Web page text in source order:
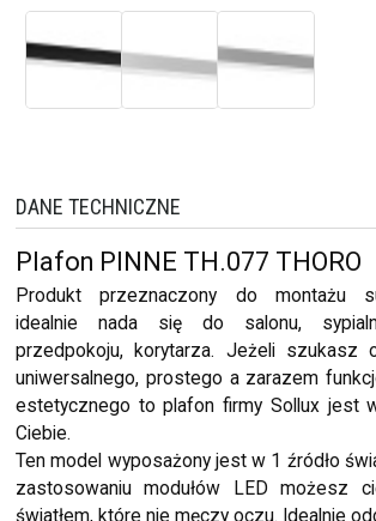
DANE TECHNICZNE
Plafon PINNE TH.077 THORO
Produkt przeznaczony do montażu
idealnie nada się do salonu,
przedpokoju, korytarza. Jeżeli szukasz
uniwersalnego, prostego a zarazem
estetycznego to plafon firmy Sollux jest
Ciebie.
Ten model wyposażony jest w 1 źródło
zastosowaniu modułów LED możesz
światłem, które nie męczy oczu. Idealnie